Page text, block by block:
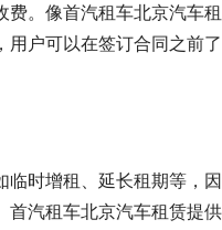
费。像首汽租车北京汽车租
用户可以在签订合同之前了
临时增租、延长租期等，因
首汽租车北京汽车租赁提供